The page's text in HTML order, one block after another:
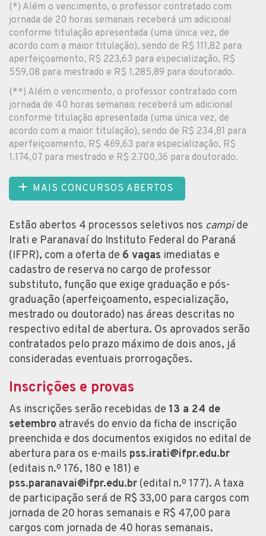
(*) Além o vencimento, o professor contratado com
jornada de 20 horas semanais receberá um adicional
conforme titulação apresentada (uma única vez, de
acordo com a maior titulação), sendo de R$ 111,82 para
aperfeiçoamento, R$ 223,63 para especialização, R$
559,08 para mestrado e R$ 1.285,89 para doutorado.
(**) Além o vencimento, o professor contratado com
jornada de 40 horas semanais receberá um adicional
conforme titulação apresentada (uma única vez, de
acordo com a maior titulação), sendo de R$ 234,81 para
aperfeiçoamento, R$ 469,63 para especialização, R$
1.174,07 para mestrado e R$ 2.700,36 para doutorado.
MAIS CONCURSOS ABERTOS
Estão abertos 4 processos seletivos nos campide
Irati e Paranavaí do Instituto Federal do Paraná
(IFPR), com a oferta de 6 vagas imediatas e
cadastro de reserva no cargo de professor
substituto, função que exige graduação e pós-
graduação (aperfeiçoamento, especialização,
mestrado ou doutorado) nas áreas descritas no
respectivo edital de abertura. Os aprovados serão
contratados pelo prazo máximo de dois anos, já
consideradas eventuais prorrogações.
Inscrições e provas
As inscrições serão recebidas de 13 a 24 de
setembro através do envio da ficha de inscrição
preenchida e dos documentos exigidos no edital de
abertura para os e-mails pss.irati@ifpr.edu.br
(editais n.º 176, 180 e 181) e
pss.paranavai@ifpr.edu.br (edital n.º 177). A taxa
de participação será de R$ 33,00 para cargos com
jornada de 20 horas semanais e R$ 47,00 para
cargos com jornada de 40 horas semanais.